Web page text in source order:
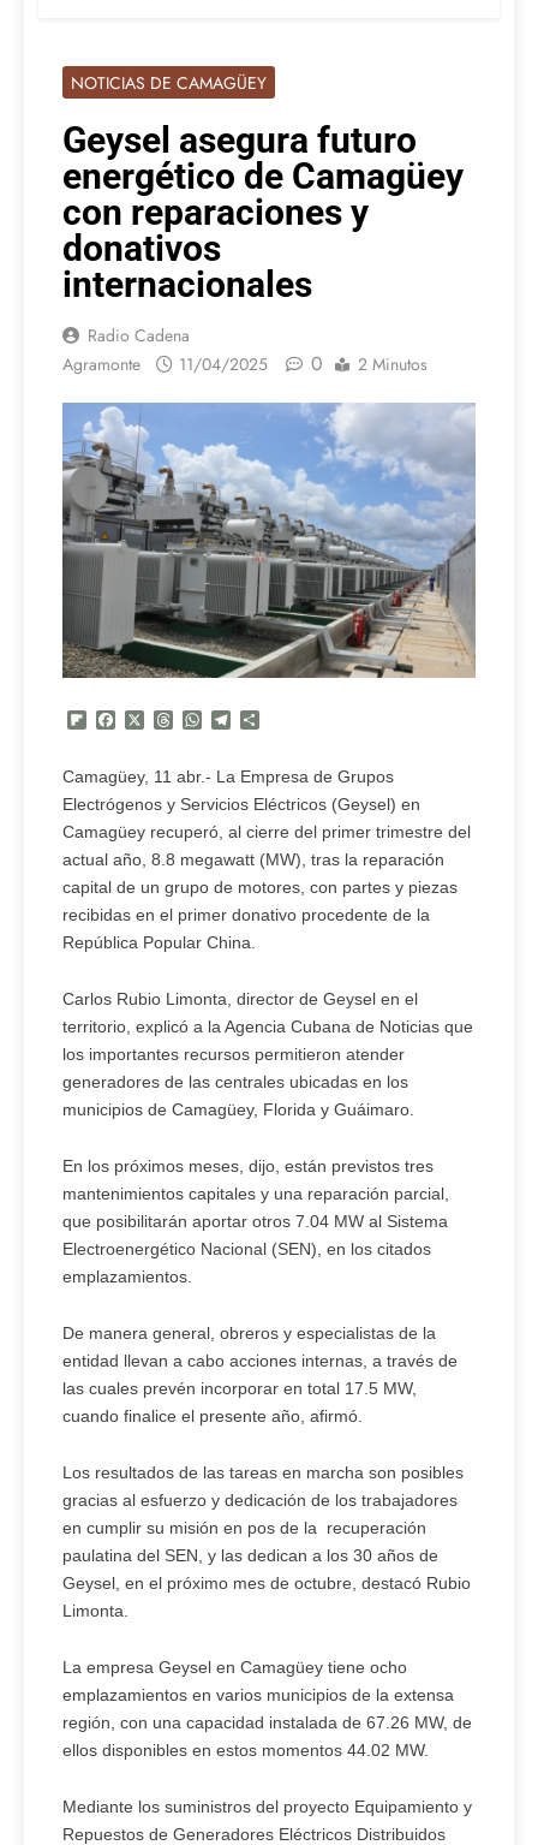
NOTICIAS DE CAMAGÜEY
Geysel asegura futuro
energético de Camagüey
con reparaciones y
donativos
internacionales
Radio Cadena
Agramonte
11/04/2025 0 2 Minutos
Flipboard
FacebookThreadsWhatsApp
Telegram
Camagüey, 11 abr.- La Empresa de Grupos
Electrógenos y Servicios Eléctricos (Geysel) en
Camagüey recuperó, al cierre del primer trimestre del
actual año, 8.8 megawatt (MW), tras la reparación
capital de un grupo de motores, con partes y piezas
recibidas en el primer donativo procedente de la
República Popular China.
Carlos Rubio Limonta, director de Geysel en el
territorio, explicó a la Agencia Cubana de Noticias que
los importantes recursos permitieron atender
generadores de las centrales ubicadas en los
municipios de Camagüey, Florida y Guáimaro.
En los próximos meses, dijo, están previstos tres
mantenimientos capitales y una reparación parcial,
que posibilitarán aportar otros 7.04 MW al Sistema
Electroenergético Nacional (SEN), en los citados
emplazamientos.
De manera general, obreros y especialistas de la
entidad llevan a cabo acciones internas, a través de
las cuales prevén incorporar en total 17.5 MW,
cuando finalice el presente año, afirmó.
Los resultados de las tareas en marcha son posibles
gracias al esfuerzo y dedicación de los trabajadores
en cumplir su misión en pos de la recuperación
paulatina del SEN, y las dedican a los 30 años de
Geysel, en el próximo mes de octubre, destacó Rubio
Limonta.
La empresa Geysel en Camagüey tiene ocho
emplazamientos en varios municipios de la extensa
región, con una capacidad instalada de 67.26 MW, de
ellos disponibles en estos momentos 44.02 MW.
Mediante los suministros del proyecto Equipamiento y
Repuestos de Generadores Eléctricos Distribuidos